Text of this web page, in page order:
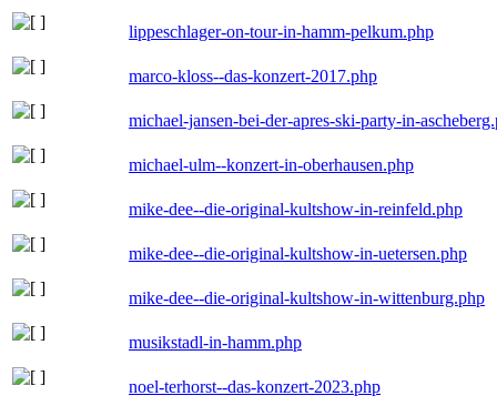
lippeschlager-on-tour-in-hamm-pelkum.php
marco-kloss--das-konzert-2017.php
michael-jansen-bei-der-apres-ski-party-in-
michael-ulm--konzert-in-oberhausen.php
mike-dee--die-original-kultshow-in-reinfeld.php
mike-dee--die-original-kultshow-in-uetersen.php
mike-dee--die-original-kultshow-in-wittenburg.php
musikstadl-in-hamm.php
noel-terhorst--das-konzert-2023.php